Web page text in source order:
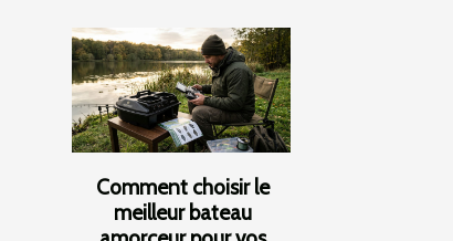
Comment choisir le
meilleur bateau